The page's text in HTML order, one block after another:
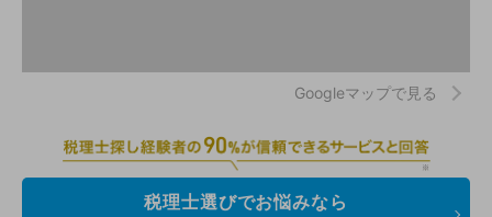
Googleマップで見る
税理士選びでお悩みなら